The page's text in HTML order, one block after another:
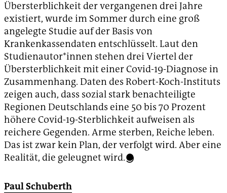
Übersterblichkeit der vergangenen drei Jahre
existiert, wurde im Sommer durch eine groß
angelegte Studie auf der Basis von
Krankenkassendaten entschlüsselt. Laut den
Studienautor*innen stehen drei Viertel der
Übersterblichkeit mit einer Covid-19-Diagnose in
Zusammenhang. Daten des Robert-Koch-Instituts
zeigen auch, dass sozial stark benachteiligte
Regionen Deutschlands eine 50 bis 70 Prozent
höhere Covid-19-Sterblichkeit aufweisen als
reichere Gegenden. Arme sterben, Reiche leben.
Das ist zwar kein Plan, der verfolgt wird. Aber eine
Realität, die geleugnet wird.
Paul Schuberth